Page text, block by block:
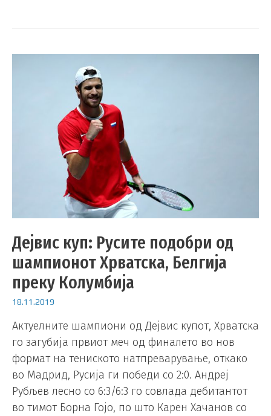
Дејвис куп: Русите подобри од
шампионот Хрватска, Белгија
преку Колумбија
18.11.2019
Актуелните шампиони од Дејвис купот, Хрватска
го загубија првиот меч од финалето во нов
формат на тениското натпреварување, откако
во Мадрид, Русија ги победи со 2:0. Андреј
Рубљев лесно со 6:3/6:3 го совлада дебитантот
во тимот Борна Гојо, по што Карен Хачанов со